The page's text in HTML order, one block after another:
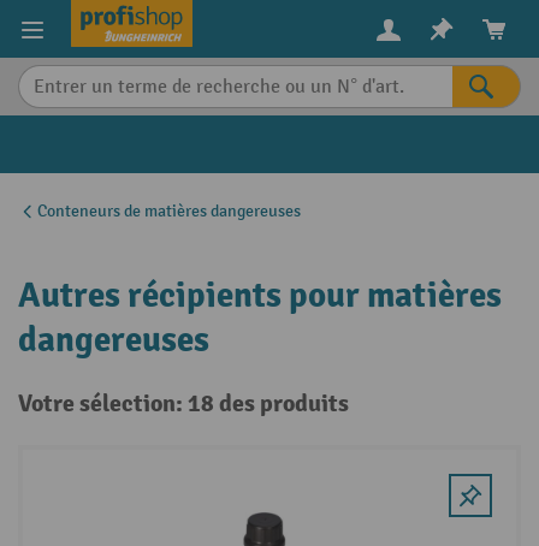
content
Conteneurs de matières dangereuses
Autres récipients pour matières
dangereuses
Votre sélection: 18 des produits